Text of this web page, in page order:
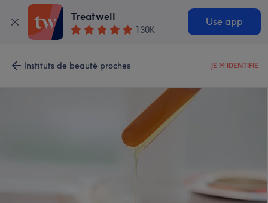
Treatwell
130K
Use app
Instituts de beauté proches JE M'IDENTIFIE